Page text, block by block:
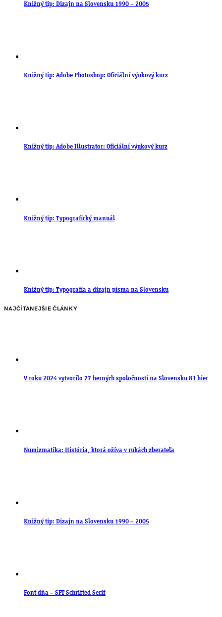
Knižný tip: Dizajn na Slovensku 1990 – 2005
Knižný tip: Adobe Photoshop: Oficiální výukový kurz
Knižný tip: Adobe Illustrator: Oficiální výukový kurz
Knižný tip: Typografický manuál
Knižný tip: Typografia a dizajn písma na Slovensku
NAJČÍTANEJŠIE ČLÁNKY
V roku 2024 vytvorilo 77 herných spoločností na Slovensku 83 hier
Numizmatika: História, ktorá ožíva v rukách zberateľa
Knižný tip: Dizajn na Slovensku 1990 – 2005
Font dňa – SFT Schrifted Serif